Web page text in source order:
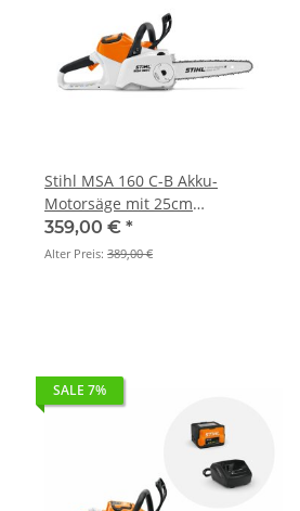
Stihl MSA 160 C-B Akku-
Motorsäge mit 25cm
(Grundgerät)
359,00 € *
Alter Preis: 389,00 €
SALE 7%